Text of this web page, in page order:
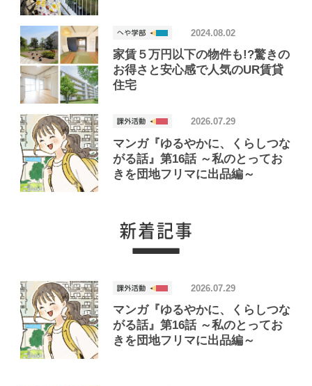
家賃５万円以下の物件も!?驚きの
お得さと安心感で人気のUR賃貸
住宅
2024.08.02
マンガ『ゆるやかに、くらしつな
がる話』第16話 ～私のとってお
きを団地フリマに出品編～
2026.07.29
マンガ『ゆるやかに、くらしつな
がる話』第16話 ～私のとってお
きを団地フリマに出品編～
2026.07.29